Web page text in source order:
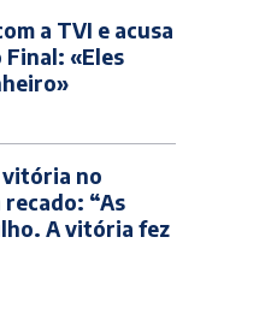
a TVI e acusa
«Eles
vitória no
“As
A vitória fez